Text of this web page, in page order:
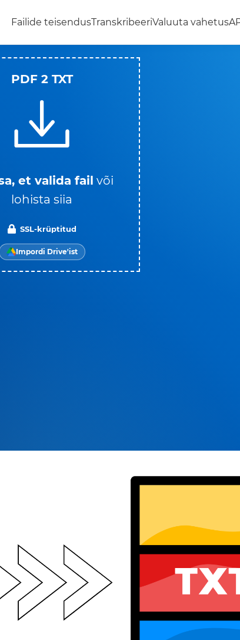
Failide teisendusTranskribeeriValuuta vahetus
PDF 2 TXT
et valida fail või
lohista siia
SSL-krüptitud
Impordi Drive'ist